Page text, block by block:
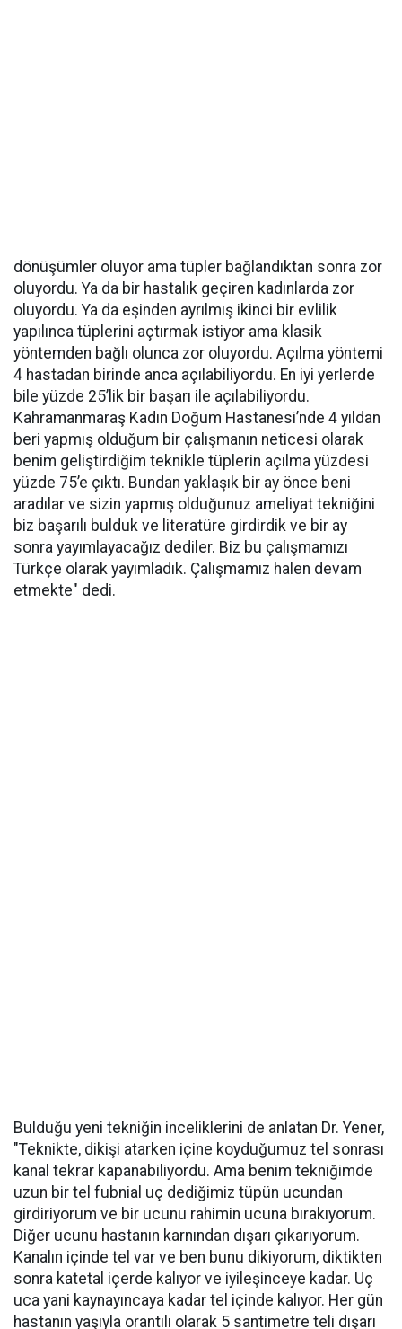
dönüşümler oluyor ama tüpler bağlandıktan sonra zor
oluyordu. Ya da bir hastalık geçiren kadınlarda zor
oluyordu. Ya da eşinden ayrılmış ikinci bir evlilik
yapılınca tüplerini açtırmak istiyor ama klasik
yöntemden bağlı olunca zor oluyordu. Açılma yöntemi
4 hastadan birinde anca açılabiliyordu. En iyi yerlerde
bile yüzde 25’lik bir başarı ile açılabiliyordu.
Kahramanmaraş Kadın Doğum Hastanesi’nde 4 yıldan
beri yapmış olduğum bir çalışmanın neticesi olarak
benim geliştirdiğim teknikle tüplerin açılma yüzdesi
yüzde 75’e çıktı. Bundan yaklaşık bir ay önce beni
aradılar ve sizin yapmış olduğunuz ameliyat tekniğini
biz başarılı bulduk ve literatüre girdirdik ve bir ay
sonra yayımlayacağız dediler. Biz bu çalışmamızı
Türkçe olarak yayımladık. Çalışmamız halen devam
etmekte" dedi.
Bulduğu yeni tekniğin inceliklerini de anlatan Dr. Yener,
"Teknikte, dikişi atarken içine koyduğumuz tel sonrası
kanal tekrar kapanabiliyordu. Ama benim tekniğimde
uzun bir tel fubnial uç dediğimiz tüpün ucundan
girdiriyorum ve bir ucunu rahimin ucuna bırakıyorum.
Diğer ucunu hastanın karnından dışarı çıkarıyorum.
Kanalın içinde tel var ve ben bunu dikiyorum, diktikten
sonra katetal içerde kalıyor ve iyileşinceye kadar. Uç
uca yani kaynayıncaya kadar tel içinde kalıyor. Her gün
hastanın yaşıyla orantılı olarak 5 santimetre teli dışarı